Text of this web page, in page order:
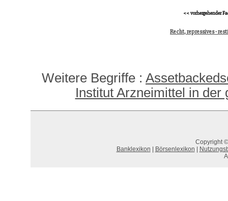
<< vorhergehender
Recht, repressives -
Weitere Begriffe :
Institut Arzneimittel in der
Copyright
Banklexikon
Börsenlexikon